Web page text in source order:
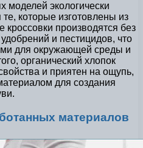
моделей экологически
которые изготовлены из
кроссовки производятся без
и пестицидов, что
для окружающей среды и
органический хлопок
и приятен на ощупь,
для создания
материалов